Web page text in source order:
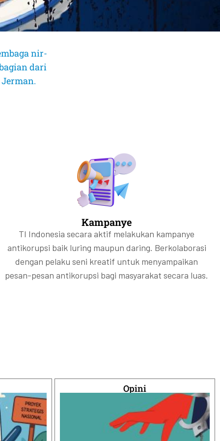
nir-
dari
Kampanye
TI Indonesia secara aktif melakukan kampanye
antikorupsi baik luring maupun daring. Berkolaborasi
dengan pelaku seni kreatif untuk menyampaikan
pesan-pesan antikorupsi bagi masyarakat secara luas.
Opini